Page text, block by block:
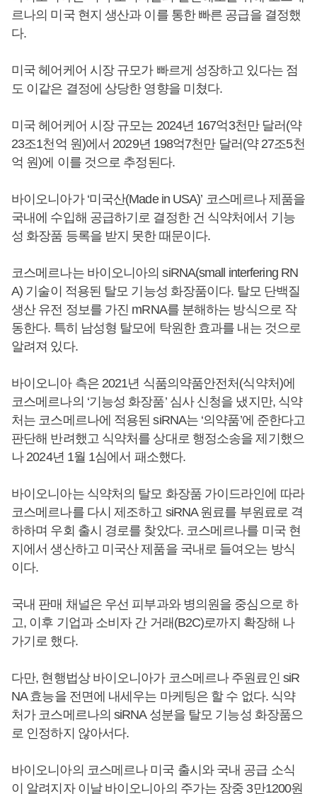
르나의 미국 현지 생산과 이를 통한 빠른 공급을 결정했
다.
미국 헤어케어 시장 규모가 빠르게 성장하고 있다는 점
도 이같은 결정에 상당한 영향을 미쳤다.
미국 헤어케어 시장 규모는 2024년 167억3천만 달러(약
23조1천억 원)에서 2029년 198억7천만 달러(약 27조5천
억 원)에 이를 것으로 추정된다.
바이오니아가 ‘미국산(Made in USA)’ 코스메르나 제품을
국내에 수입해 공급하기로 결정한 건 식약처에서 기능
성 화장품 등록을 받지 못한 때문이다.
코스메르나는 바이오니아의 siRNA(small interfering RN
A) 기술이 적용된 탈모 기능성 화장품이다. 탈모 단백질
생산 유전 정보를 가진 mRNA를 분해하는 방식으로 작
동한다. 특히 남성형 탈모에 탁원한 효과를 내는 것으로
알려져 있다.
바이오니아 측은 2021년 식품의약품안전처(식약처)에
코스메르나의 ‘기능성 화장품’ 심사 신청을 냈지만, 식약
처는 코스메르나에 적용된 siRNA는 ‘의약품’에 준한다고
판단해 반려했고 식약처를 상대로 행정소송을 제기했으
나 2024년 1월 1심에서 패소했다.
바이오니아는 식약처의 탈모 화장품 가이드라인에 따라
코스메르나를 다시 제조하고 siRNA 원료를 부원료로 격
하하며 우회 출시 경로를 찾았다. 코스메르나를 미국 현
지에서 생산하고 미국산 제품을 국내로 들여오는 방식
이다.
국내 판매 채널은 우선 피부과와 병의원을 중심으로 하
고, 이후 기업과 소비자 간 거래(B2C)로까지 확장해 나
가기로 했다.
다만, 현행법상 바이오니아가 코스메르나 주원료인 siR
NA 효능을 전면에 내세우는 마케팅은 할 수 없다. 식약
처가 코스메르나의 siRNA 성분을 탈모 기능성 화장품으
로 인정하지 않아서다.
바이오니아의 코스메르나 미국 출시와 국내 공급 소식
이 알려지자 이날 바이오니아의 주가는 장중 3만1200원